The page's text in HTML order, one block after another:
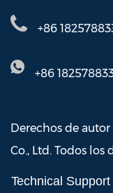
+86
+86
Derechos de
Co., Ltd. Todos los
Technical